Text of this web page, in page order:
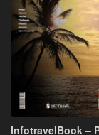
InfotravelBook –